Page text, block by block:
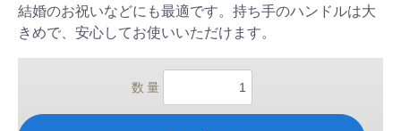
結婚のお祝いなどにも最適です。持ち手のハンドルは大
きめで、安心してお使いいただけます。
数 量